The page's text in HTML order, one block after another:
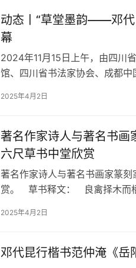
动态丨“草堂墨韵——邓代
幕
2024年11月15日上午，由四川
馆、四川省书法家协会、成都
2025年4月2日
著名作家诗人与著名书画
六尺草书中堂欣赏
著名作家诗人与著名书画家篆
赏。 草书释文： 良禽择木而
2025年4月2日
邓代昆行楷书范仲淹《